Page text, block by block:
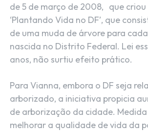
de 5 de março de 2008, que
‘Plantando Vida no DF’, que
de uma muda de árvore para
nascida no Distrito Federal. Lei
anos, não surtiu efeito prático.
Para Vianna, embora o DF seja
arborizado, a iniciativa propicia
de arborização da cidade.
melhorar a qualidade de vida da